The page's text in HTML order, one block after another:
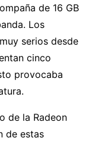
de 16 GB
Los
serios desde
cinco
provocaba
de la Radeon
de estas